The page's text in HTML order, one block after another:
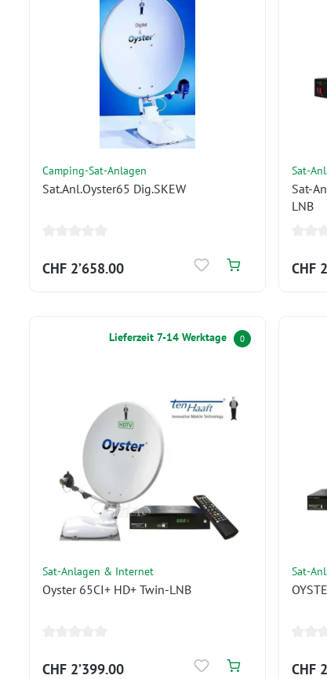
Camping-Sat-Anlagen
Sat.Anl.Oyster65 Dig.SKEW
CHF 2’658.00
Sat-
Sat-
LNB
CHF
Lieferzeit 7-14 Werktage 0
Sat-Anlagen & Internet
Oyster 65CI+ HD+ Twin-LNB
CHF 2’399.00
Sat-
CHF